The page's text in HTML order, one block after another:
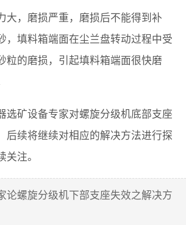
大，磨损严重，磨损后不能得到补
，填料箱端面在尘兰盘转动过程中受
粒的磨损，引起填料箱端面很快磨
选矿设备专家对螺旋分级机底部支座
后续将继续对相应的解决方法进行探
注。
论螺旋分级机下部支座失效之解决方